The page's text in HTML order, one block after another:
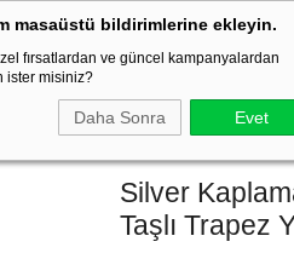
masaüstü bildirimlerine ekleyin.
fırsatlardan ve güncel kampanyalardan
ister misiniz?
Daha Sonra Evet
Silver
Taşlı Trapez